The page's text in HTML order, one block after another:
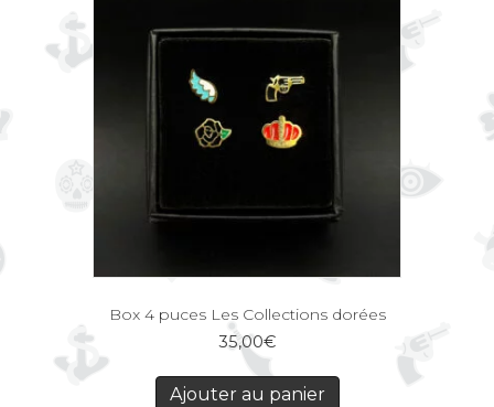
Box 4 puces Les Collections dorées
35,00€
Ajouter au panier